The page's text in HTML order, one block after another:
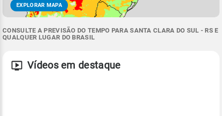
EXPLORAR MAPA
CONSULTE A PREVISÃO DO TEMPO PARA SANTA CLARA DO SUL - RS E
QUALQUER LUGAR DO BRASIL
Vídeos em destaque